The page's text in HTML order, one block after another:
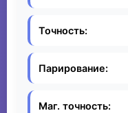
Точность:
Парирование:
Маг. точность: